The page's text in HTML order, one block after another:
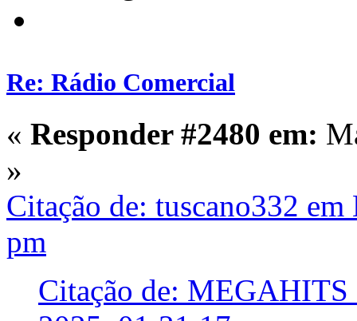
Re: Rádio Comercial
« Responder #2480 em:
»
Citação de: tuscano332
pm
Citação de: